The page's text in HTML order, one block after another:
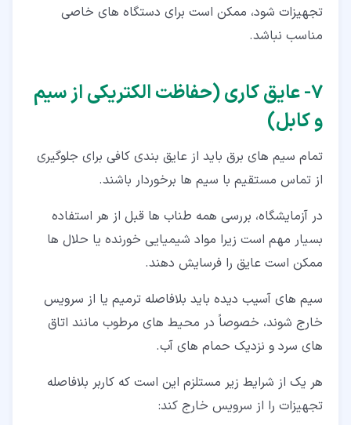
تجهیزات شود، ممکن است برای دستگاه های خاصی
مناسب نباشد.
۷‏- عایق کاری (حفاظت الکتریکی از سیم
و کابل)
تمام سیم های برق باید از عایق بندی کافی برای جلوگیری
از تماس مستقیم با سیم ها برخوردار باشند.
در آزمایشگاه، بررسی همه طناب ها قبل از هر استفاده
بسیار مهم است زیرا مواد شیمیایی خورنده یا حلال ها
ممکن است عایق را فرسایش دهند.
سیم های آسیب دیده باید بلافاصله ترمیم یا از سرویس
خارج شوند، خصوصاً در محیط های مرطوب مانند اتاق
های سرد و نزدیک حمام های آب.
هر یک از شرایط زیر مستلزم این است که کاربر بلافاصله
تجهیزات را از سرویس خارج کند: